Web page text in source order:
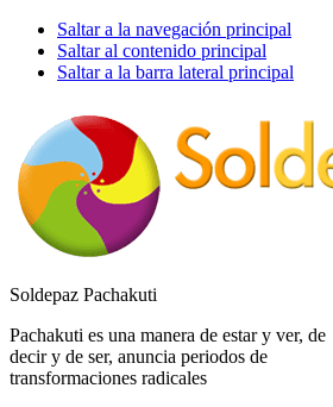
Saltar a la navegación principal
Saltar al contenido principal
Saltar a la barra lateral principal
Soldepaz Pachakuti
Pachakuti es una manera de estar y ver, de
decir y de ser, anuncia periodos de
transformaciones radicales